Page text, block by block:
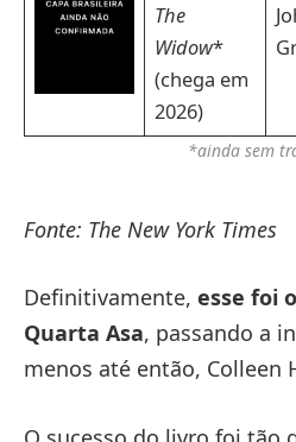
The
Widow*
(chega em
2026)
*ainda sem
Fonte: The New York Times
Definitivamente, esse foi
Quarta Asa, passando a
menos até então, Colleen